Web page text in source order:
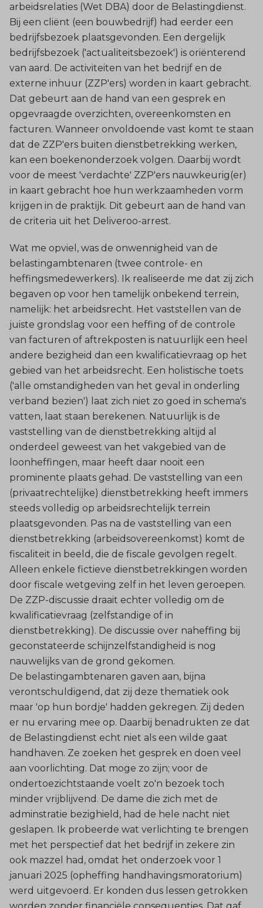
arbeidsrelaties (Wet DBA) door de Belastingdienst.
Bij een cliënt (een bouwbedrijf) had eerder een
bedrijfsbezoek plaatsgevonden. Een dergelijk
bedrijfsbezoek ('actualiteitsbezoek') is oriënterend
van aard. De activiteiten van het bedrijf en de
externe inhuur (ZZP'ers) worden in kaart gebracht.
Dat gebeurt aan de hand van een gesprek en
opgevraagde overzichten, overeenkomsten en
facturen. Wanneer onvoldoende vast komt te staan
dat de ZZP'ers buiten dienstbetrekking werken,
kan een boekenonderzoek volgen. Daarbij wordt
voor de meest 'verdachte' ZZP'ers nauwkeurig(er)
in kaart gebracht hoe hun werkzaamheden vorm
krijgen in de praktijk. Dit gebeurt aan de hand van
de criteria uit het Deliveroo-arrest.
Wat me opviel, was de onwennigheid van de
belastingambtenaren (twee controle- en
heffingsmedewerkers). Ik realiseerde me dat zij zich
begaven op voor hen tamelijk onbekend terrein,
namelijk: het arbeidsrecht. Het vaststellen van de
juiste grondslag voor een heffing of de controle
van facturen of aftrekposten is natuurlijk een heel
andere bezigheid dan een kwalificatievraag op het
gebied van het arbeidsrecht. Een holistische toets
('alle omstandigheden van het geval in onderling
verband bezien') laat zich niet zo goed in schema's
vatten, laat staan berekenen. Natuurlijk is de
vaststelling van de dienstbetrekking altijd al
onderdeel geweest van het vakgebied van de
loonheffingen, maar heeft daar nooit een
prominente plaats gehad. De vaststelling van een
(privaatrechtelijke) dienstbetrekking heeft immers
steeds volledig op arbeidsrechtelijk terrein
plaatsgevonden. Pas na de vaststelling van een
dienstbetrekking (arbeidsovereenkomst) komt de
fiscaliteit in beeld, die de fiscale gevolgen regelt.
Alleen enkele fictieve dienstbetrekkingen worden
door fiscale wetgeving zelf in het leven geroepen.
De ZZP-discussie draait echter volledig om de
kwalificatievraag (zelfstandige of in
dienstbetrekking). De discussie over naheffing bij
geconstateerde schijnzelfstandigheid is nog
nauwelijks van de grond gekomen.
De belastingambtenaren gaven aan, bijna
verontschuldigend, dat zij deze thematiek ook
maar 'op hun bordje' hadden gekregen. Zij deden
er nu ervaring mee op. Daarbij benadrukten ze dat
de Belastingdienst echt niet als een wilde gaat
handhaven. Ze zoeken het gesprek en doen veel
aan voorlichting. Dat moge zo zijn; voor de
ondertoezichtstaande voelt zo'n bezoek toch
minder vrijblijvend. De dame die zich met de
adminstratie bezighield, had de hele nacht niet
geslapen. Ik probeerde wat verlichting te brengen
met het perspectief dat het bedrijf in zekere zin
ook mazzel had, omdat het onderzoek voor 1
januari 2025 (opheffing handhavingsmoratorium)
werd uitgevoerd. Er konden dus lessen getrokken
worden zonder financiële consequenties. Dat gaf